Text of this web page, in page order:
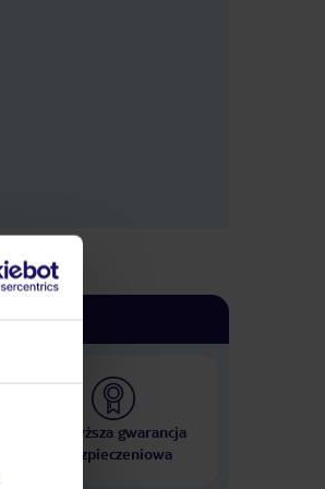
Najwyższa gwarancja
ubezpieczeniowa